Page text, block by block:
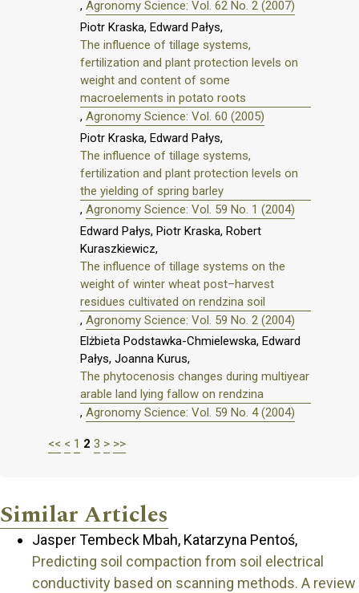
, Agronomy Science: Vol. 62 No. 2 (2007)
Piotr Kraska, Edward Pałys,
The influence of tillage systems,
fertilization and plant protection levels on
weight and content of some
macroelements in potato roots
, Agronomy Science: Vol. 60 (2005)
Piotr Kraska, Edward Pałys,
The influence of tillage systems,
fertilization and plant protection levels on
the yielding of spring barley
, Agronomy Science: Vol. 59 No. 1 (2004)
Edward Pałys, Piotr Kraska, Robert
Kuraszkiewicz,
The influence of tillage systems on the
weight of winter wheat post–harvest
residues cultivated on rendzina soil
, Agronomy Science: Vol. 59 No. 2 (2004)
Elżbieta Podstawka-Chmielewska, Edward
Pałys, Joanna Kurus,
The phytocenosis changes during multiyear
arable land lying fallow on rendzina
, Agronomy Science: Vol. 59 No. 4 (2004)
<< < 1 2 3 > >>
Similar Articles
Jasper Tembeck Mbah, Katarzyna Pentoś,
Predicting soil compaction from soil electrical
conductivity based on scanning methods. A review